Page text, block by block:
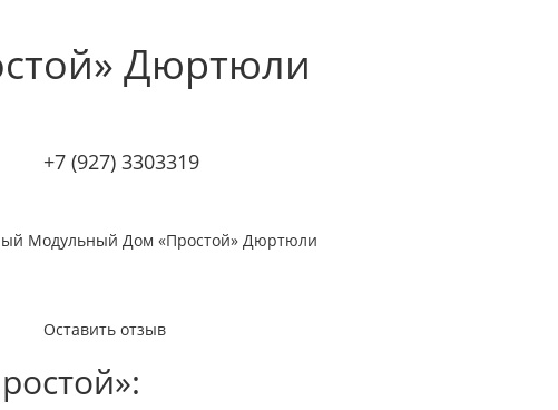
Дюртюли
+7 (927) 3303319
Модульный Дом «Простой» Дюртюли
Оставить отзыв